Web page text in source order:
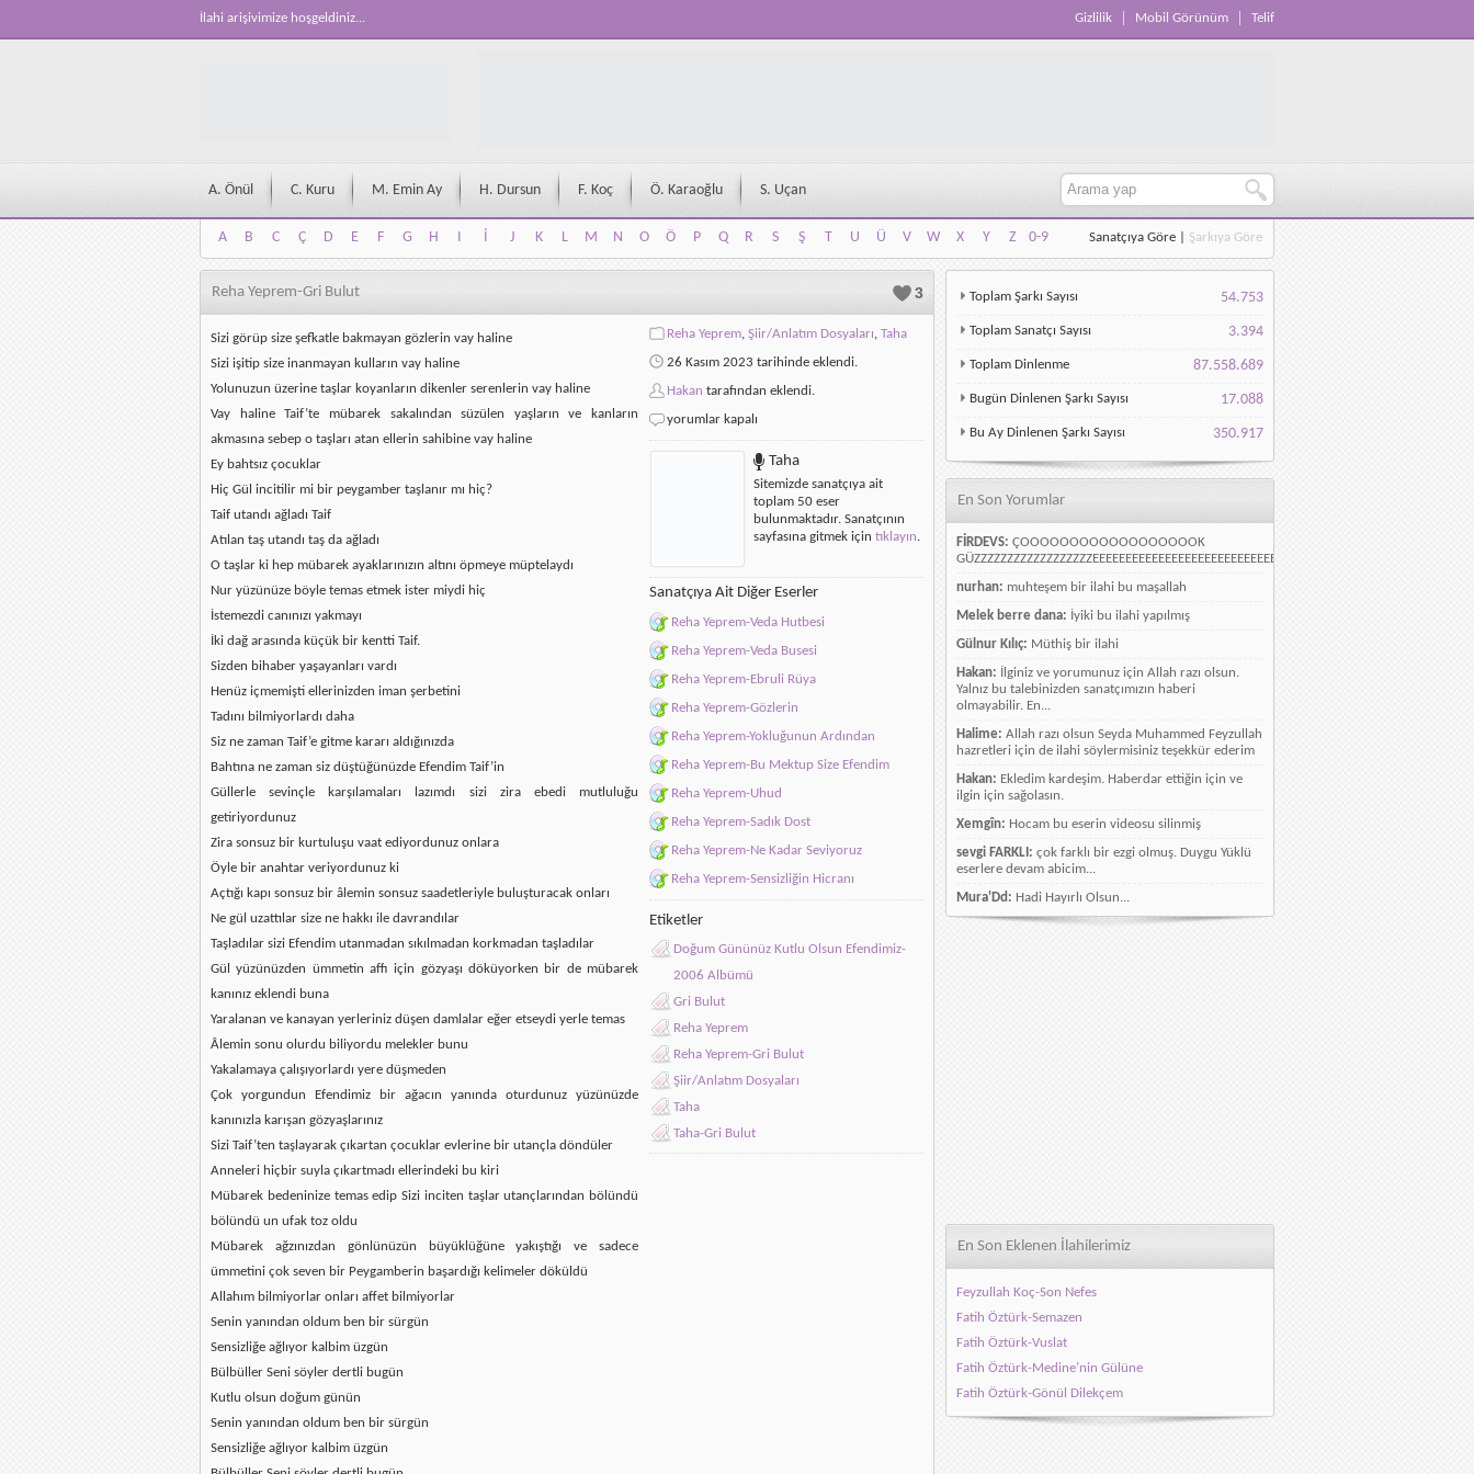
İlahi arişivimize hoşgeldiniz... Gizlilik Mobil Görünüm Telif
A. Önül C. Kuru M. Emin Ay H. Dursun F. Koç Ö. Karaoğlu S. Uçan
A B C Ç D E F G H I İ J K L M N O Ö P Q R S Ş T U Ü V W X Y Z
0-9
A
B C Ç D E F G H I İ J K L M N O Ö P Q R S Ş T U Ü V W X Y Z 0-9
Sanatçıya Göre Şarkıya Göre
3
Reha Yeprem-Gri Bulut
Sizi görüp size şefkatle bakmayan gözlerin vay haline
Sizi işitip size inanmayan kulların vay haline
Yolunuzun üzerine taşlar koyanların dikenler serenlerin vay haline
Vay haline Taif’te mübarek sakalından süzülen yaşların ve kanların
akmasına sebep o taşları atan ellerin sahibine vay haline
Ey bahtsız çocuklar
Hiç Gül incitilir mi bir peygamber taşlanır mı hiç?
Taif utandı ağladı Taif
Atılan taş utandı taş da ağladı
O taşlar ki hep mübarek ayaklarınızın altını öpmeye müptelaydı
Nur yüzünüze böyle temas etmek ister miydi hiç
İstemezdi canınızı yakmayı
İki dağ arasında küçük bir kentti Taif.
Sizden bihaber yaşayanları vardı
Henüz içmemişti ellerinizden iman şerbetini
Tadını bilmiyorlardı daha
Siz ne zaman Taif’e gitme kararı aldığınızda
Bahtına ne zaman siz düştüğünüzde Efendim Taif’in
Güllerle sevinçle karşılamaları lazımdı sizi zira ebedi mutluluğu
getiriyordunuz
Zira sonsuz bir kurtuluşu vaat ediyordunuz onlara
Öyle bir anahtar veriyordunuz ki
Açtığı kapı sonsuz bir âlemin sonsuz saadetleriyle buluşturacak onları
Ne gül uzattılar size ne hakkı ile davrandılar
Taşladılar sizi Efendim utanmadan sıkılmadan korkmadan taşladılar
Gül yüzünüzden ümmetin affı için gözyaşı döküyorken bir de mübarek
kanınız eklendi buna
Yaralanan ve kanayan yerleriniz düşen damlalar eğer etseydi yerle temas
Âlemin sonu olurdu biliyordu melekler bunu
Yakalamaya çalışıyorlardı yere düşmeden
Çok yorgundun Efendimiz bir ağacın yanında oturdunuz yüzünüzde
kanınızla karışan gözyaşlarınız
Sizi Taif’ten taşlayarak çıkartan çocuklar evlerine bir utançla döndüler
Anneleri hiçbir suyla çıkartmadı ellerindeki bu kiri
Mübarek bedeninize temas edip Sizi inciten taşlar utançlarından bölündü
bölündü un ufak toz oldu
Mübarek ağzınızdan gönlünüzün büyüklüğüne yakıştığı ve sadece
ümmetini çok seven bir Peygamberin başardığı kelimeler döküldü
Allahım bilmiyorlar onları affet bilmiyorlar
Senin yanından oldum ben bir sürgün
Sensizliğe ağlıyor kalbim üzgün
Bülbüller Seni söyler dertli bugün
Kutlu olsun doğum günün
Senin yanından oldum ben bir sürgün
Sensizliğe ağlıyor kalbim üzgün
Reha Yeprem, Şiir/Anlatım Dosyaları, Taha
26 Kasım 2023 tarihinde eklendi.
Hakan tarafından eklendi.
Reha
Gri
yorumlar kapalı
Taha
Sitemizde sanatçıya ait
toplam 50 eser
bulunmaktadır. Sanatçının
sayfasına gitmek için tıklayın.
Sanatçıya Ait Diğer Eserler
Reha Yeprem-Veda Hutbesi
Reha Yeprem-Veda Busesi
Reha Yeprem-Ebruli Rüya
Reha Yeprem-Gözlerin
Reha Yeprem-Yokluğunun Ardından
Reha Yeprem-Bu Mektup Size Efendim
Reha Yeprem-Uhud
Reha Yeprem-Sadık Dost
Reha Yeprem-Ne Kadar Seviyoruz
Reha Yeprem-Sensizliğin Hicranı
Etiketler
Doğum Gününüz Kutlu Olsun Efendimiz-
2006 Albümü
Gri Bulut
Reha Yeprem
Reha Yeprem-Gri Bulut
Şiir/Anlatım Dosyaları
Taha
Taha-Gri Bulut
Toplam Şarkı Sayısı 54.753
Toplam Sanatçı Sayısı 3.394
Toplam Dinlenme 87.558.689
Bugün Dinlenen Şarkı Sayısı 17.088
Bu Ay Dinlenen Şarkı Sayısı 350.917
En Son Yorumlar
FİRDEVS: ÇOOOOOOOOOOOOOOOOOOK
GÜZZZZZZZZZZZZZZZZZZEEEEEEEEEEEEEEEEEEEEEEEEEEEEELLLLLLLLLLLLLLLLLLLLLLLL
nurhan: muhteşem bir ilahi bu maşallah
Melek berre dana: İyiki bu ilahi yapılmış
Gülnur Kılıç: Müthiş bir ilahi
Hakan: İlginiz ve yorumunuz için Allah razı olsun.
Yalnız bu talebinizden sanatçımızın haberi
olmayabilir. En...
Halime: Allah razı olsun Seyda Muhammed Feyzullah
hazretleri için de ilahi söylermisiniz teşekkür ederim
Hakan: Ekledim kardeşim. Haberdar ettiğin için ve
ilgin için sağolasın.
Xemgîn: Hocam bu eserin videosu silinmiş
sevgi FARKLI: çok farklı bir ezgi olmuş. Duygu Yüklü
eserlere devam abicim...
Mura'Dd: Hadi Hayırlı Olsun...
En Son Eklenen İlahilerimiz
Feyzullah Koç-Son Nefes
Fatih Öztürk-Semazen
Fatih Öztürk-Vuslat
Fatih Öztürk-Medine’nin Gülüne
Fatih Öztürk-Gönül Dilekçem